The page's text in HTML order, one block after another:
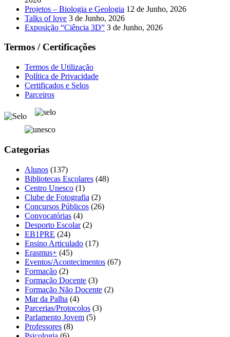
Projetos – Biologia e Geologia 12 de Junho, 2026
Talks of love 3 de Junho, 2026
Exposição “Ciência 3D” 3 de Junho, 2026
Termos / Certificações
Termos de Utilização
Política de Privacidade
Certificados e Selos
Parceiros
Categorias
Alunos (137)
Bibliotecas Escolares (48)
Centro Unesco (1)
Clube de Fotografia (2)
Concursos Públicos (26)
Convocatórias (4)
Desporto Escolar(2)
EB1PRE (24)
Ensino Articulado (17)
Erasmus+ (45)
Eventos/Acontecimentos (67)
Formação (2)
Formação Docente (3)
Formação Não Docente (2)
Mar da Palha (4)
Parcerias/Protocolos (3)
Parlamento Jovem (5)
Professores (8)